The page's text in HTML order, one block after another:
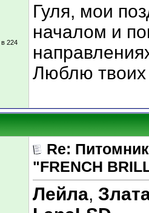
224
Гуля, мои
началом и
Люблю
Re:
"FRENCH
Лейла,